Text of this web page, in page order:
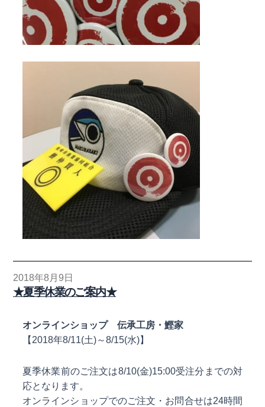
2018年8月9日
★夏季休業のご案内★
オンラインショップ 伝承工房・鰹家
【2018年8/11(土)～8/15(水)】
夏季休業前のご注文は8/10(金)15:00受注分までの対
応となります。
オンラインショップでのご注文・お問合せは24時間